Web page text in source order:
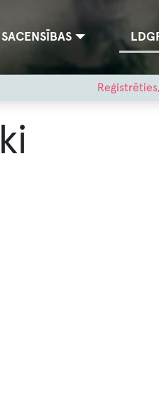
SACENSĪBAS